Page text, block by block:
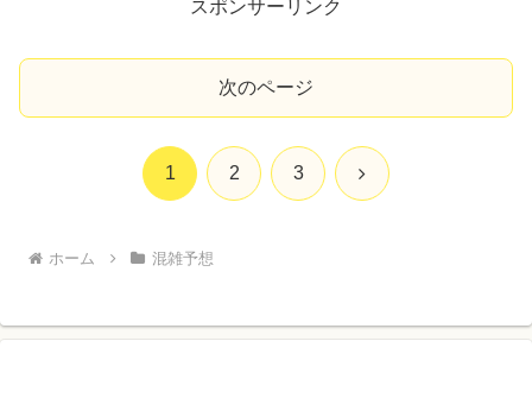
スポンサーリンク
次のページ
1 2 3 次
ホーム 混雑予想